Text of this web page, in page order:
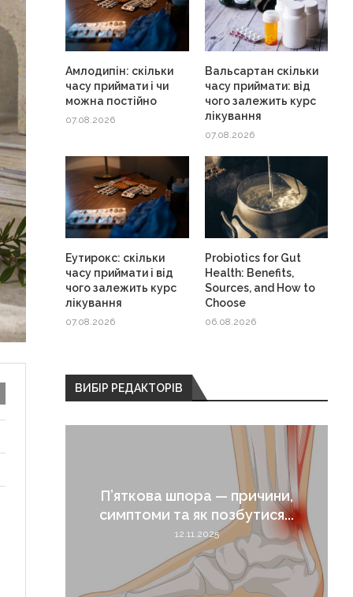
Амлодипін: скільки
часу приймати і чи
можна постійно
07.08.2026
Вальсартан скільки
часу приймати: від
чого залежить курс
лікування
07.08.2026
Еутирокс: скільки
часу приймати і від
чого залежить курс
лікування
07.08.2026
Probiotics for Gut
Health: Benefits,
Sources, and How to
Choose
06.08.2026
ВИБІР РЕДАКТОРІВ
П’яткова шпора — причини,
симптоми та як позбутися...
12.11.2025